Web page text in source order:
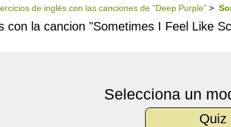
de inglés con las canciones de "Deep Purple" >
con la cancion "Sometimes I Feel Like
Selecciona un
Quiz